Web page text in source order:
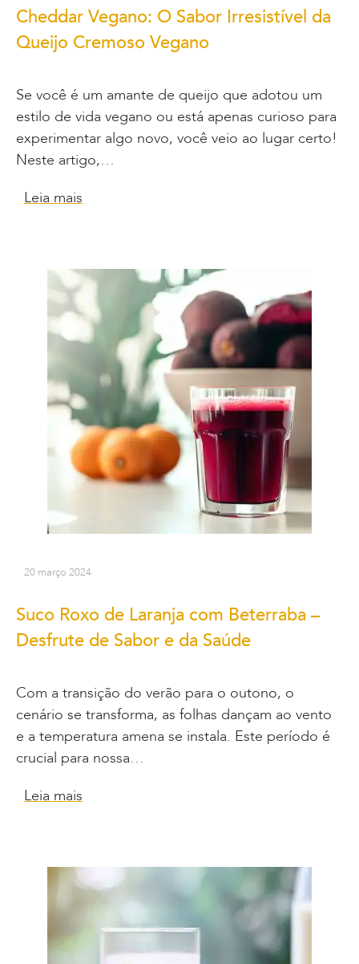
Cheddar Vegano: O Sabor Irresistível da
Queijo Cremoso Vegano
Se você é um amante de queijo que adotou um
estilo de vida vegano ou está apenas curioso para
experimentar algo novo, você veio ao lugar certo!
Neste artigo,…
Leia mais
20 março 2024
Suco Roxo de Laranja com Beterraba –
Desfrute de Sabor e da Saúde
Com a transição do verão para o outono, o
cenário se transforma, as folhas dançam ao vento
e a temperatura amena se instala. Este período é
crucial para nossa…
Leia mais